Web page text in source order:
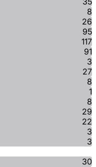
8
26
95
117
91
3
27
8
1
8
29
22
3
3
30